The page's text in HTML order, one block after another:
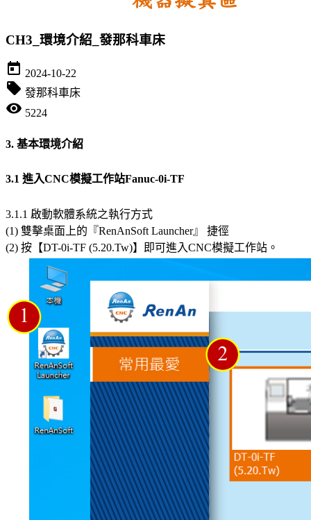
CH3_環境介紹_發那科車床
today 2024-10-22
local_offer 發那科車床
visibility 5224
3. 基本環境介紹
3.1 進入CNC模擬工作站Fanuc-0i-TF
3.1.1 啟動軟體系統之執行方式
(1) 雙擊桌面上的『RenAnSoft Launcher』 捷徑
(2) 按【DT-0i-TF (5.20.Tw)】即可進入CNC模擬工作站。